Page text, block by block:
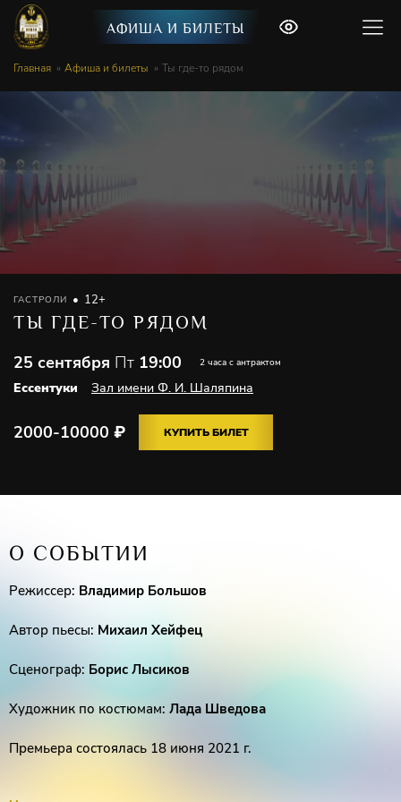
АФИША И БИЛЕТЫ
Главная Афиша и билеты Ты где-то рядом
ГАСТРОЛИ 12+
ТЫ ГДЕ-ТО РЯДОМ
25 сентября Пт 19:00 2 часа с антрактом
Ессентуки Зал имени Ф. И. Шаляпина
2000-10000 ₽ КУПИТЬ БИЛЕТ
О СОБЫТИИ
Режиссер: Владимир Большов
Автор пьесы: Михаил Хейфец
Сценограф: Борис Лысиков
Художник по костюмам: Лада Шведова
Премьера состоялась 18 июня 2021 г.